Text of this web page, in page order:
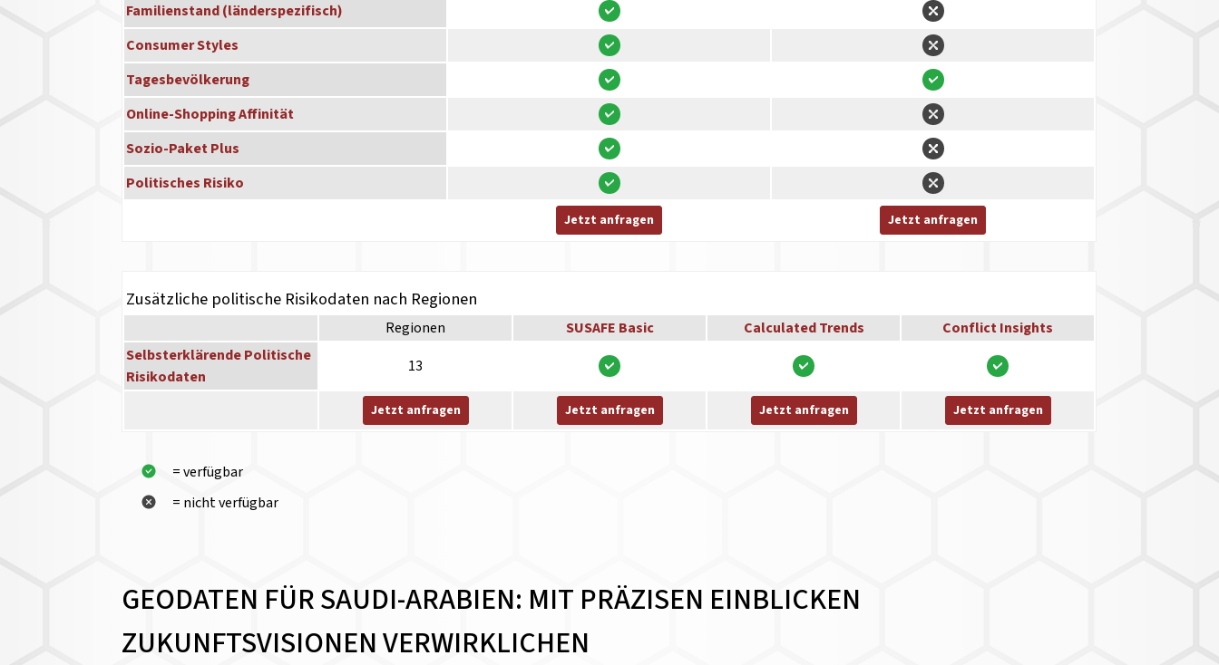
Familienstand (länderspezifisch)
Consumer Styles
Tagesbevölkerung
Online-Shopping Affinität
Sozio-Paket Plus
Politisches Risiko
Jetzt anfragen Jetzt anfragen
Zusätzliche politische Risikodaten nach Regionen
Regionen SUSAFE Basic Calculated Trends
Conflict Insights
Selbsterklärende Politische
Risikodaten
13
Jetzt anfragen Jetzt anfragen Jetzt anfragen Jetzt anfragen
= verfügbar
= nicht verfügbar
GEODATEN FÜR SAUDI-ARABIEN: MIT PRÄZISEN EINBLICKEN
ZUKUNFTSVISIONEN VERWIRKLICHEN